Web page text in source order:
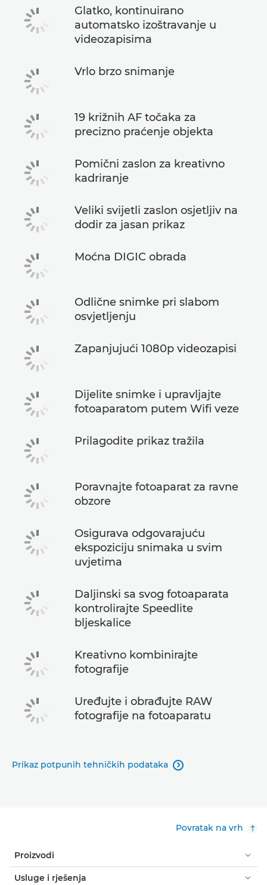
Glatko, kontinuirano
automatsko izoštravanje u
videozapisima
Vrlo brzo snimanje
19 križnih AF točaka za
precizno praćenje objekta
Pomični zaslon za kreativno
kadriranje
Veliki svijetli zaslon osjetljiv na
dodir za jasan prikaz
Moćna DIGIC obrada
Odlične snimke pri slabom
osvjetljenju
Zapanjujući 1080p videozapisi
Dijelite snimke i upravljajte
fotoaparatom putem Wifi veze
Prilagodite prikaz tražila
Poravnajte fotoaparat za ravne
obzore
Osigurava odgovarajuću
ekspoziciju snimaka u svim
uvjetima
Daljinski sa svog fotoaparata
kontrolirajte Speedlite
bljeskalice
Kreativno kombinirajte
fotografije
Uređujte i obrađujte RAW
fotografije na fotoaparatu
Prikaz potpunih tehničkih podataka 
Povratak na vrh
Proizvodi
Usluge i rješenja